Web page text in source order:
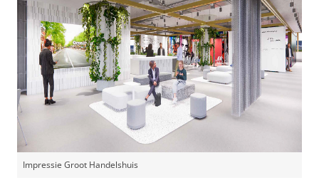
Impressie Groot Handelshuis